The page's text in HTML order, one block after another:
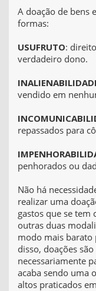
A doação de bens
formas:
USUFRUTO:
verdadeiro dono.
vendido em
repassados para
penhorados ou
Não há
realizar uma
gastos que se tem
outras duas
modo mais
disso, doações
necessariamente
acaba sendo uma
altos praticados